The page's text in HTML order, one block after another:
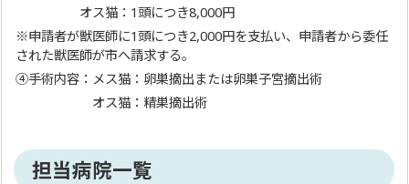
オス猫：1頭につき8,000円
※申請者が獣医師に1頭につき2,000円を支払い、申請者から委任
された獣医師が市へ請求する。
④手術内容：メス猫：卵巣摘出または卵巣子宮摘出術
オス猫：精巣摘出術
担当病院一覧